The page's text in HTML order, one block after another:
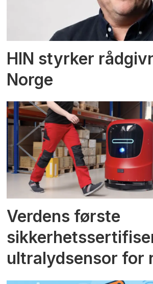
HIN styrker
Norge
Verdens første
ultralydsensor for